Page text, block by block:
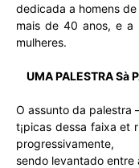
dedicada a homens de
mais de 40 anos, e
mulheres.
UMA PALESTRA Sà
O assunto da palestra
t¡picas dessa faixa et
progressivamente,
sendo levantado